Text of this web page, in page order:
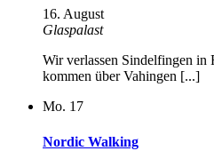
16. August
Glaspalast
Wir verlassen Sindelfingen in
kommen über Vahingen [...]
Mo. 17
Nordic Walking